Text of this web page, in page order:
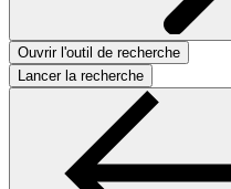
Ouvrir l'outil de recherche
Lancer la recherche